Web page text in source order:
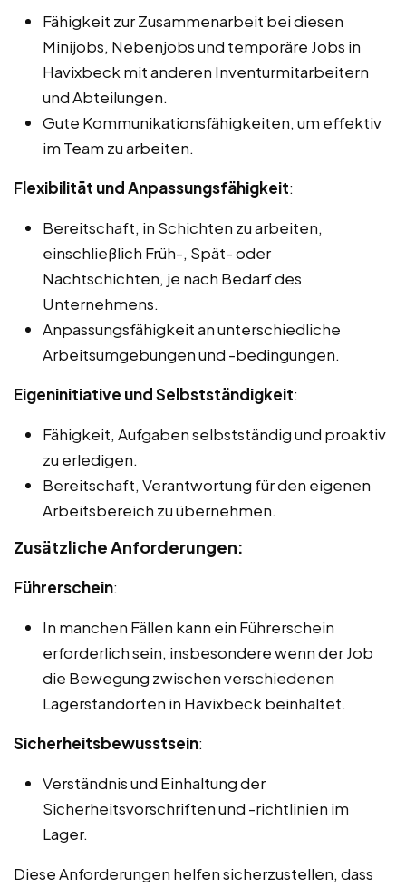
Fähigkeit zur Zusammenarbeit bei diesen
Minijobs, Nebenjobs und temporäre Jobs in
Havixbeck mit anderen Inventurmitarbeitern
und Abteilungen.
Gute Kommunikationsfähigkeiten, um effektiv
im Team zu arbeiten.
Flexibilität und Anpassungsfähigkeit:
Bereitschaft, in Schichten zu arbeiten,
einschließlich Früh-, Spät- oder
Nachtschichten, je nach Bedarf des
Unternehmens.
Anpassungsfähigkeit an unterschiedliche
Arbeitsumgebungen und -bedingungen.
Eigeninitiative und Selbstständigkeit:
Fähigkeit, Aufgaben selbstständig und proaktiv
zu erledigen.
Bereitschaft, Verantwortung für den eigenen
Arbeitsbereich zu übernehmen.
Zusätzliche Anforderungen:
Führerschein:
In manchen Fällen kann ein Führerschein
erforderlich sein, insbesondere wenn der Job
die Bewegung zwischen verschiedenen
Lagerstandorten in Havixbeck beinhaltet.
Sicherheitsbewusstsein:
Verständnis und Einhaltung der
Sicherheitsvorschriften und -richtlinien im
Lager.
Diese Anforderungen helfen sicherzustellen, dass